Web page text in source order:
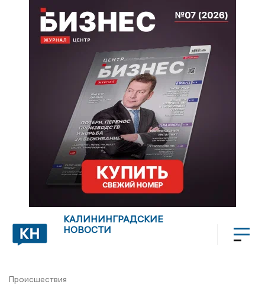
КАЛИНИНГРАДСКИЕ
НОВОСТИ
Происшествия